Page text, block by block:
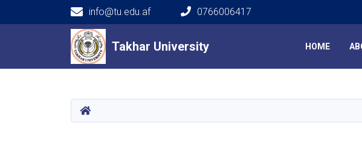
Takhar University
info@tu.edu.af 0766006417
Main navigation
Takhar University HOME
HOME